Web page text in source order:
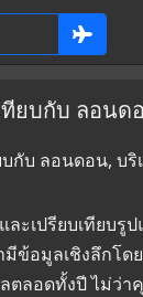
ทียบกับ ลอน
กับ ลอนดอน, บริ
ะเปรียบเทียบรู
อมูลเชิงลึกโดย
ลอดทั้งปี ไม่ว่า